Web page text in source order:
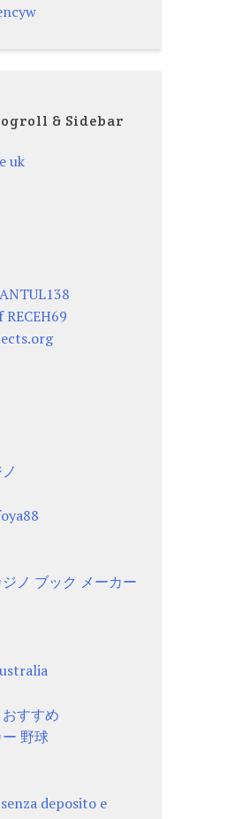
& Sidebar
uk
ノ ブック メーカー
すすめ
野球
deposito e